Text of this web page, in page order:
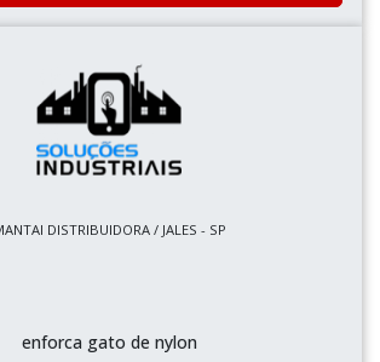
DISTRIBUIDORA / JALES - SP
enforca gato de nylon